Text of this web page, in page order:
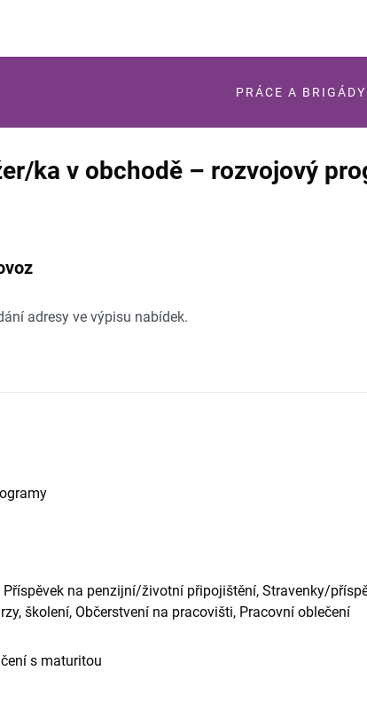
PRÁCE A BRIGÁDY
ka v obchodě – rozvojový
adresy ve výpisu nabídek.
na penzijní/životní připojištění, Stravenky/
školení, Občerstvení na pracovišti, Pracovní oblečení
s maturitou